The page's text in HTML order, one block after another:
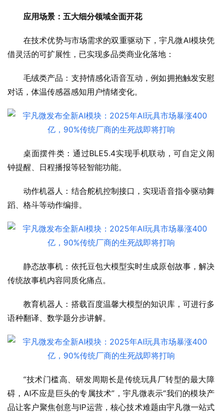
应用场景：五大细分领域全面开花
在技术优势与市场需求的双重驱动下，宇凡微AI模块凭
借灵活的可扩展性，已实现多品类商业化落地：
毛绒类产品：支持情感化语音互动，例如拥抱触发安慰
对话，体温传感器感知用户情绪变化。
桌面摆件类：通过BLE5.4实现手机联动，可自定义闹
钟提醒、日程播报等轻智能功能。
动作机器人：结合舵机控制接口，实现语音指令驱动舞
蹈、格斗等动作编排。
静态故事机：依托豆包大模型实时生成原创故事，解决
传统故事机内容同质化痛点。
教育机器人：搭载百度温馨大模型的知识库，可进行多
语种翻译、数学题分步讲解。
“技术门槛高、研发周期长是传统玩具厂转型的最大障
碍，AI不应是巨头的专属技术”，宇凡微表示“我们的模块产
品让客户聚焦创意与IP运营，核心技术难题由宇凡微一站式